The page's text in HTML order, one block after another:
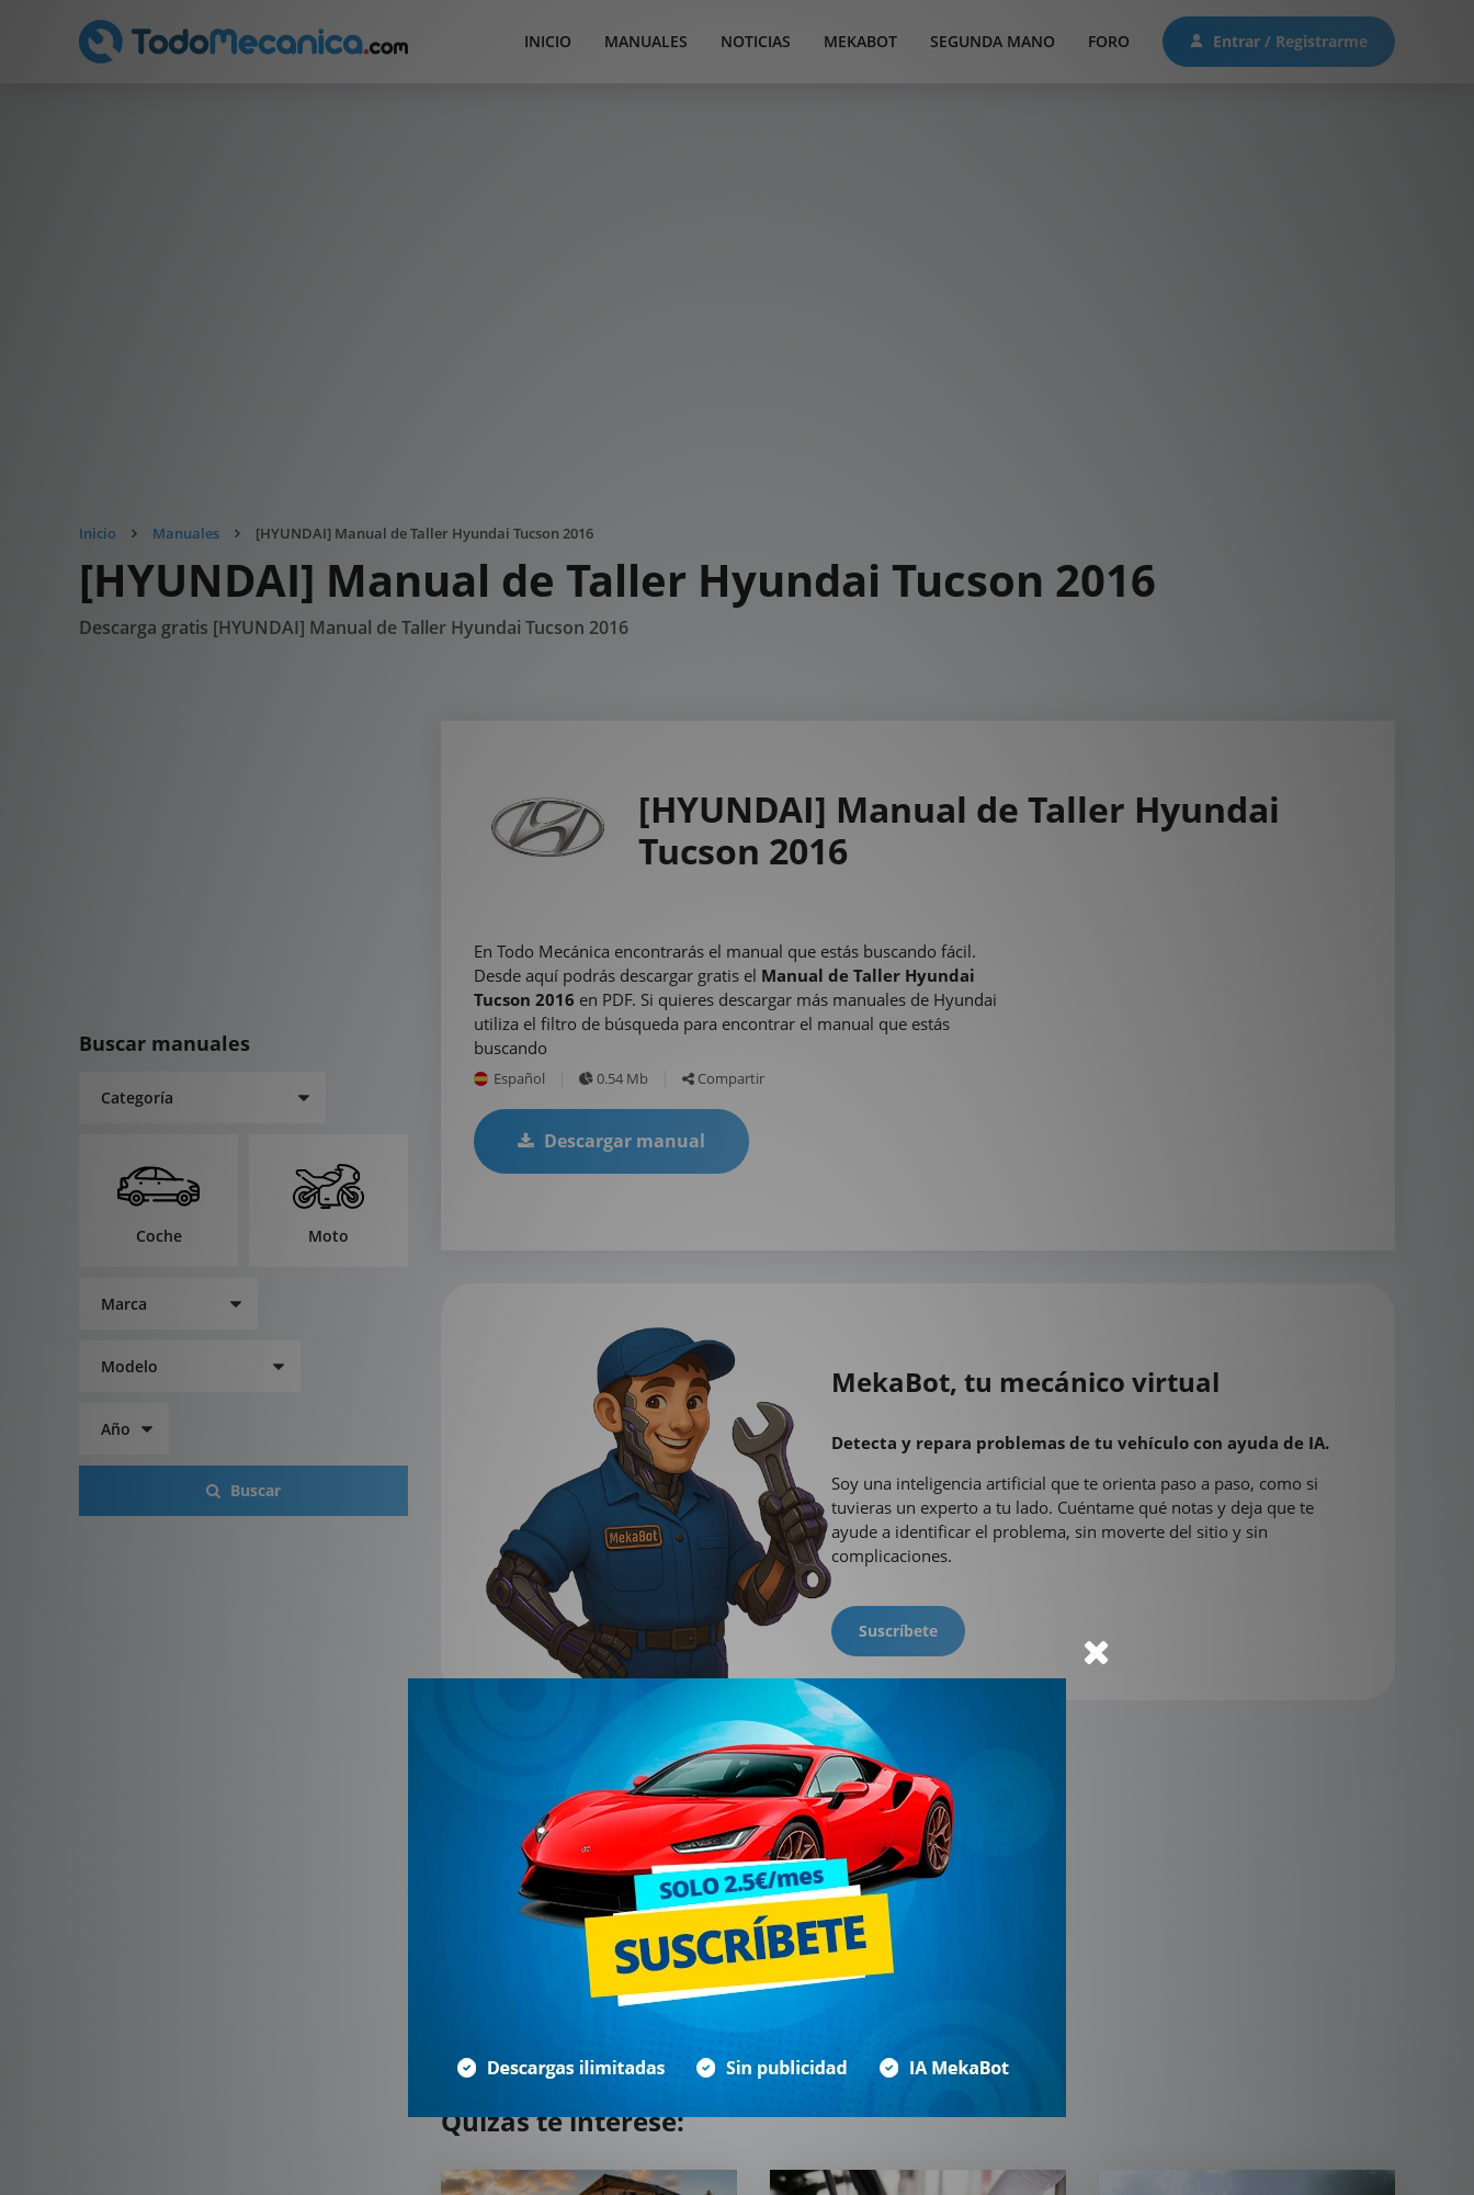
INICIO MANUALES NOTICIAS MEKABOT SEGUNDA MANO FORO Entrar / Registrarme
Inicio Manuales [HYUNDAI] Manual de Taller Hyundai Tucson 2016
[HYUNDAI] Manual de Taller Hyundai Tucson 2016
Descarga gratis [HYUNDAI] Manual de Taller Hyundai Tucson 2016
Buscar manuales
Coche Moto
Buscar
[HYUNDAI] Manual de Taller Hyundai
Tucson 2016
En Todo Mecánica encontrarás el manual que estás buscando fácil.
Desde aquí podrás descargar gratis el Manual de Taller Hyundai
Tucson 2016 en PDF. Si quieres descargar más manuales de Hyundai
utiliza el filtro de búsqueda para encontrar el manual que estás
buscando
Español 0.54 Mb Compartir
Descargar manual
MekaBot, tu mecánico virtual
Detecta y repara problemas de tu vehículo con ayuda de IA.
Soy una inteligencia artificial que te orienta paso a paso, como si
tuvieras un experto a tu lado. Cuéntame qué notas y deja que te
ayude a identificar el problema, sin moverte del sitio y sin
complicaciones.
Suscríbete
Quizás te interese: